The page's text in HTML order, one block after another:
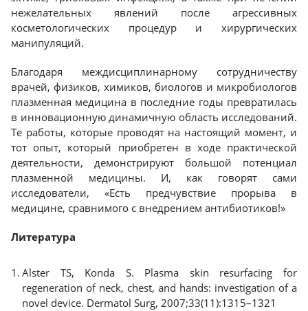
нежелательных явлений после агрессивных
косметологических процедур и хирургических
манипуляций.
Благодаря междисциплинарному сотрудничеству
врачей, физиков, химиков, биологов и микробиологов
плазменная медицина в последние годы превратилась
в инновационную динамичную область исследований.
Те работы, которые проводят на настоящий момент, и
тот опыт, который приобретен в ходе практической
деятельности, демонстрируют большой потенциал
плазменной медицины. И, как говорят сами
исследователи, «Есть предчувствие прорыва в
медицине, сравнимого с внедрением антибиотиков!»
Литература
Alster TS, Konda S. Plasma skin resurfacing for
regeneration of neck, chest, and hands: investigation of a
novel device. Dermatol Surg, 2007;33(11):1315–1321